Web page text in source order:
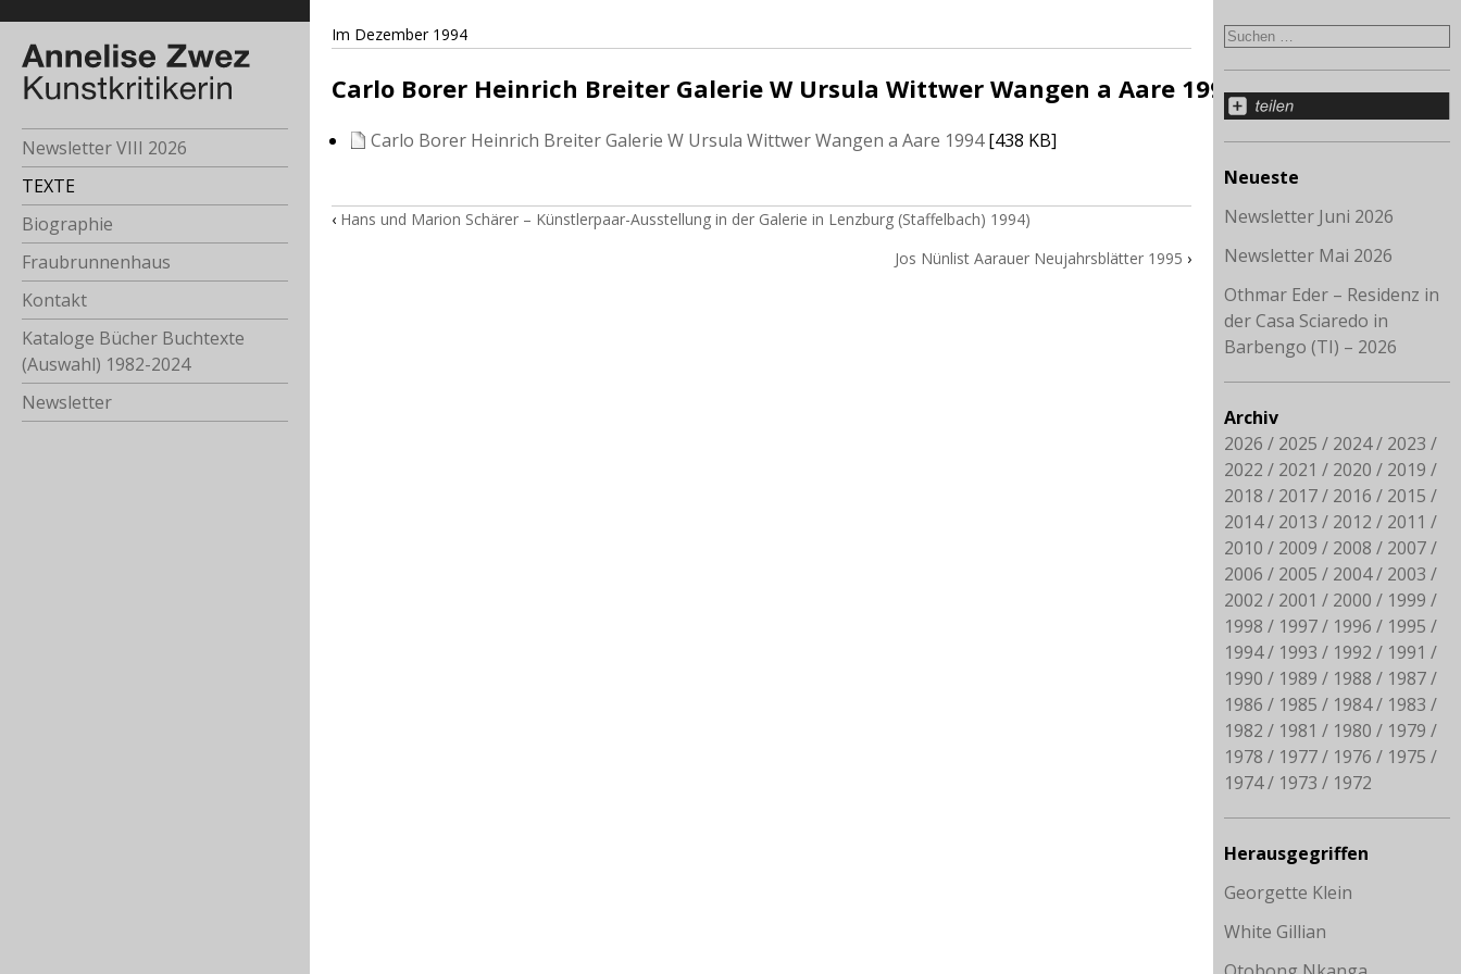
Newsletter VIII 2026
TEXTE
Biographie
Fraubrunnenhaus
Kontakt
Kataloge Bücher Buchtexte
(Auswahl) 1982-2024
Newsletter
Im Dezember 1994
Carlo Borer Heinrich Breiter Galerie W Ursula Wittwer Wangen a Aare 1994
Carlo Borer Heinrich Breiter Galerie W Ursula Wittwer Wangen a Aare 1994[438 KB]
‹ Hans und Marion Schärer – Künstlerpaar-Ausstellung in der Galerie in Lenzburg (Staffelbach) 1994)
Jos Nünlist Aarauer Neujahrsblätter 1995 ›
Neueste
Newsletter Juni 2026
Newsletter Mai 2026
Othmar Eder – Residenz in
der Casa Sciaredo in
Barbengo (TI) – 2026
Archiv
2026
2025 2024
2023
2022
2021 2020
2019
2018
2017 2016
2015
2014
2013 2012
2011
2010
2009 2008
2007
2006
2005 2004
2003
2002
2001 2000
1999
1998
1997 1996
1995
1994
1993 1992
1991
1990
1989 1988
1987
1986
1985 1984
1983
1982
1981 1980
1979
1978
1977 1976
1975
1974
1973 1972
Herausgegriffen
Georgette Klein
White Gillian